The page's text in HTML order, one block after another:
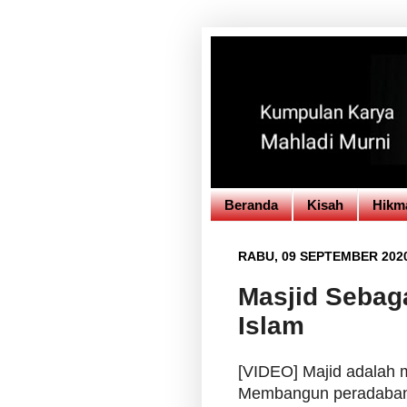
Beranda Kisah
RABU, 09 SEPTEMBER
Masjid
Islam
[VIDEO] Majid adalah
Membangun